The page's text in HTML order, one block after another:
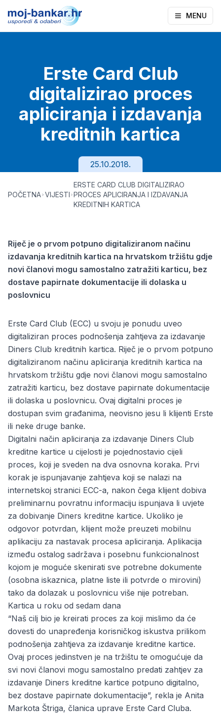
MENU
Erste Card Club
digitalizirao proces
apliciranja i izdavanja
kreditnih kartica
25.10.2018.
POČETNA VIJESTI
ERSTE CARD CLUB DIGITALIZIRAO
PROCES APLICIRANJA I IZDAVANJA
KREDITNIH KARTICA
Riječ je o prvom potpuno digitaliziranom načinu
izdavanja kreditnih kartica na hrvatskom tržištu gdje
novi članovi mogu samostalno zatražiti karticu, bez
dostave papirnate dokumentacije ili dolaska u
poslovnicu
Erste Card Club (ECC) u svoju je ponudu uveo
digitaliziran proces podnošenja zahtjeva za izdavanje
Diners Club kreditnih kartica. Riječ je o prvom potpuno
digitaliziranom načinu apliciranja kreditnih kartica na
hrvatskom tržištu gdje novi članovi mogu samostalno
zatražiti karticu, bez dostave papirnate dokumentacije
ili dolaska u poslovnicu. Ovaj digitalni proces je
dostupan svim građanima, neovisno jesu li klijenti Erste
ili neke druge banke.
Digitalni način apliciranja za izdavanje Diners Club
kreditne kartice u cijelosti je pojednostavio cijeli
proces, koji je sveden na dva osnovna koraka. Prvi
korak je ispunjavanje zahtjeva koji se nalazi na
internetskoj stranici ECC-a, nakon čega klijent dobiva
preliminarnu povratnu informaciju ispunjava li uvjete
za dobivanje Diners kreditne kartice. Ukoliko je
odgovor potvrdan, klijent može preuzeti mobilnu
aplikaciju za nastavak procesa apliciranja. Aplikacija
između ostalog sadržava i posebnu funkcionalnost
kojom je moguće skenirati sve potrebne dokumente
(osobna iskaznica, platne liste ili potvrde o mirovini)
tako da dolazak u poslovnicu više nije potreban.
Kartica u roku od sedam dana
“Naš cilj bio je kreirati proces za koji mislimo da će
dovesti do unapređenja korisničkog iskustva prilikom
podnošenja zahtjeva za izdavanje kreditne kartice.
Ovaj proces jedinstven je na tržištu te omogućuje da
svi novi članovi mogu samostalno predati zahtjev za
izdavanje Diners kreditne kartice potpuno digitalno,
bez dostave papirnate dokumentacije”, rekla je Anita
Markota Štriga, članica uprave Erste Card Cluba.